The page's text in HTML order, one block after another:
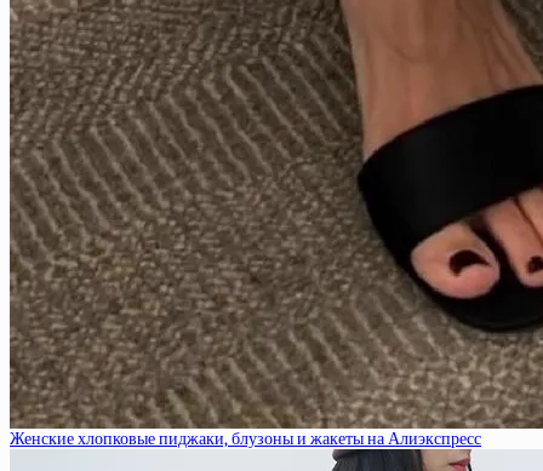
Женские хлопковые пиджаки, блузоны и жакеты на Алиэкспресс